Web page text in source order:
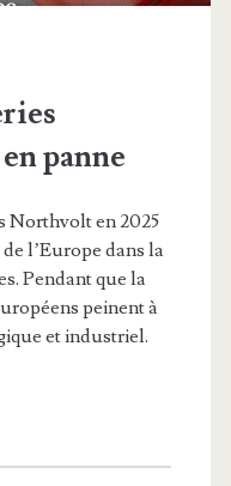
panne
Northvolt en 2025
l’Europe dans la
Pendant que la
peinent à
et industriel.